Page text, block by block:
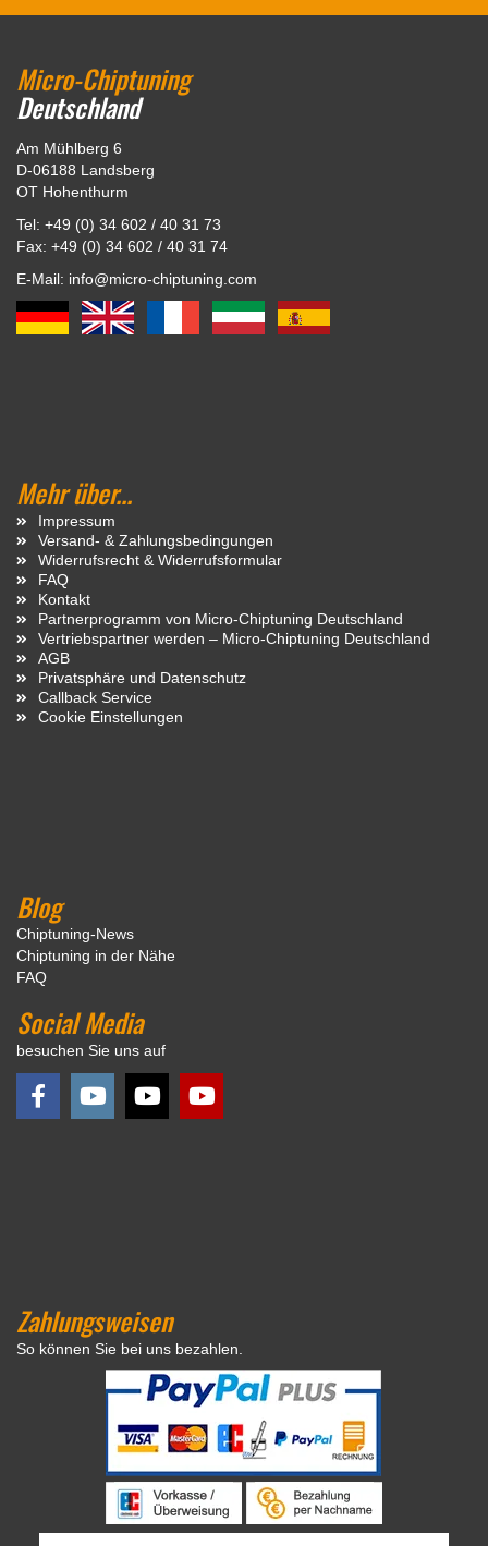
Micro-Chiptuning
Deutschland
Am Mühlberg 6
D-06188 Landsberg
OT Hohenthurm
Tel: +49 (0) 34 602 / 40 31 73
Fax: +49 (0) 34 602 / 40 31 74
E-Mail: info@micro-chiptuning.com
Mehr über...
Impressum
Versand- & Zahlungsbedingungen
Widerrufsrecht & Widerrufsformular
FAQ
Kontakt
Partnerprogramm von Micro-Chiptuning Deutschland
Vertriebspartner werden – Micro-Chiptuning Deutschland
AGB
Privatsphäre und Datenschutz
Callback Service
Cookie Einstellungen
Blog
Chiptuning-News
Chiptuning in der Nähe
FAQ
Social Media
besuchen Sie uns auf
Zahlungsweisen
So können Sie bei uns bezahlen.